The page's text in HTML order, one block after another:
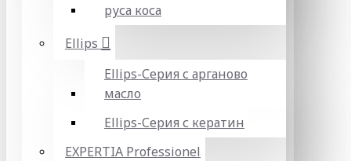
руса коса
Ellips
Ellips-Серия с арганово
масло
Ellips-Серия с кератин
EXPERTIA Professionel